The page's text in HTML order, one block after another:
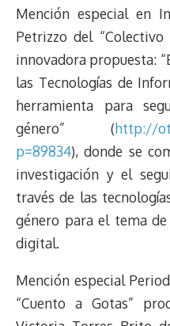
Mención especial en
Petrizzo del
innovadora propuesta:
las Tecnologías de
herramienta para
género” (http://
p=89834), donde se
investigación y el
través de las
género para el tema
digital.
Mención especial
“Cuento a Gotas”